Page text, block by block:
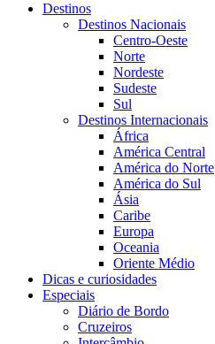
Destinos
Destinos Nacionais
Centro-Oeste
Norte
Nordeste
Sudeste
Sul
Destinos Internacionais
África
América Central
América do Norte
América do Sul
Ásia
Caribe
Europa
Oceania
Oriente Médio
Dicas e curiosidades
Especiais
Diário de Bordo
Cruzeiros